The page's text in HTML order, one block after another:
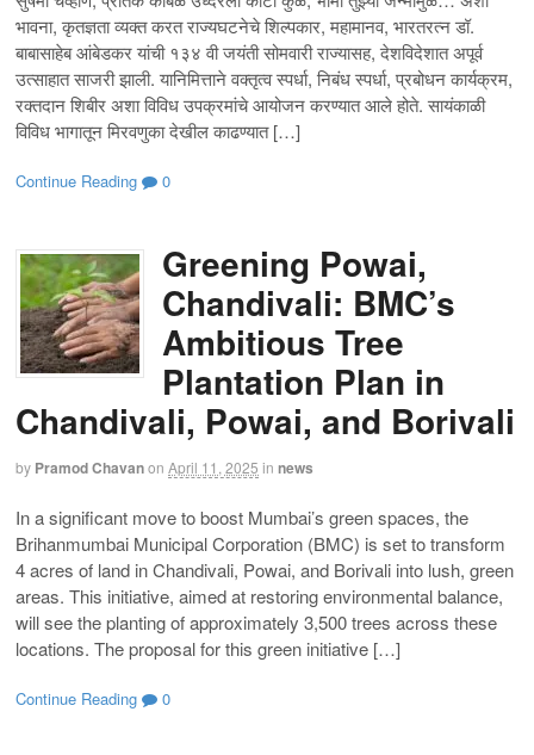
भावना, कृतज्ञता व्यक्त करत राज्यघटनेचे शिल्पकार, महामानव, भारतरत्न डॉ.
बाबासाहेब आंबेडकर यांची १३४ वी जयंती सोमवारी राज्यासह, देशविदेशात अपूर्व
उत्साहात साजरी झाली. यानिमित्ताने वक्तृत्व स्पर्धा, निबंध स्पर्धा, प्रबोधन कार्यक्रम,
रक्तदान शिबीर अशा विविध उपक्रमांचे आयोजन करण्यात आले होते. सायंकाळी
विविध भागातून मिरवणुका देखील काढण्यात […]
Continue Reading 0
Greening Powai,
Chandivali: BMC’s
Ambitious Tree
Plantation Plan in
Chandivali, Powai, and Borivali
by Pramod Chavanon April 11, 2025 in news
In a significant move to boost Mumbai’s green spaces, the
Brihanmumbai Municipal Corporation (BMC) is set to transform
4 acres of land in Chandivali, Powai, and Borivali into lush, green
areas. This initiative, aimed at restoring environmental balance,
will see the planting of approximately 3,500 trees across these
locations. The proposal for this green initiative […]
Continue Reading 0